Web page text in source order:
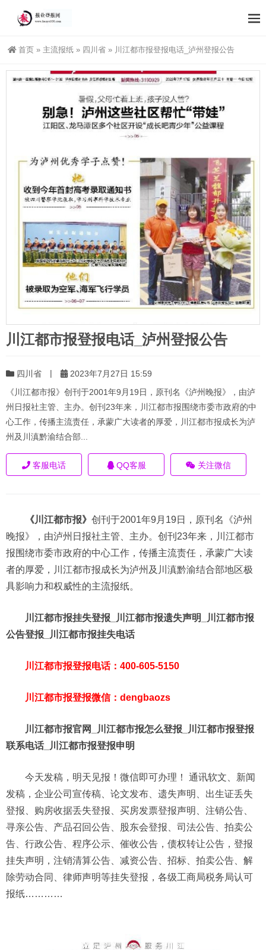
首页 » 主流报纸 » 四川省 » 川江都市报登报电话_泸州登报公告
川江都市报登报电话_泸州登报公告
四川省 |
2023年7月27日 15:59
《川江都市报》创刊于2001年9月19日，原刊名《泸州晚报》，由泸
州日报社主管、主办。创刊23年来，川江都市报围绕市委市政府的中
心工作，传播主流责任，承蒙广大读者的厚爱，川江都市报成长为泸
州及川滇黔渝结合部...
客服电话 QQ客服 关注微信
《川江都市报》 创刊于2001年9月19日，原刊名《泸州
晚报》，由泸州日报社主管、主办。创刊23年来，川江都市
报围绕市委市政府的中心工作，传播主流责任，承蒙广大读
者的厚爱，川江都市报成长为泸州及川滇黔渝结合部地区极
具影响力和权威性的主流报纸。
川江都市报挂失登报_川江都市报遗失声明_川江都市报
公告登报_川江都市报挂失电话
川江都市报登报电话：400-605-5150
川江都市报登报微信：dengbaozs
川江都市报官网_川江都市报怎么登报_川江都市报登报
联系电话_川江都市报登报申明
今天发稿，明天见报！微信即可办理！ 通讯软文、新闻
发稿，企业公司宣传稿、论文发布、遗失声明、出生证丢失
登报、购房收据丢失登报、买房发票登报声明、注销公告、
寻亲公告、产品召回公告、股东会登报、司法公告、拍卖公
告、行政公告、程序公示、催收公告，债权转让公告，登报
挂失声明，注销清算公告、减资公告、招标、拍卖公告、解
除劳动合同、律师声明等挂失登报，各级工商局税务局认可
报纸…………